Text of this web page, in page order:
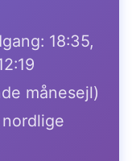
18:35,
månesejl)